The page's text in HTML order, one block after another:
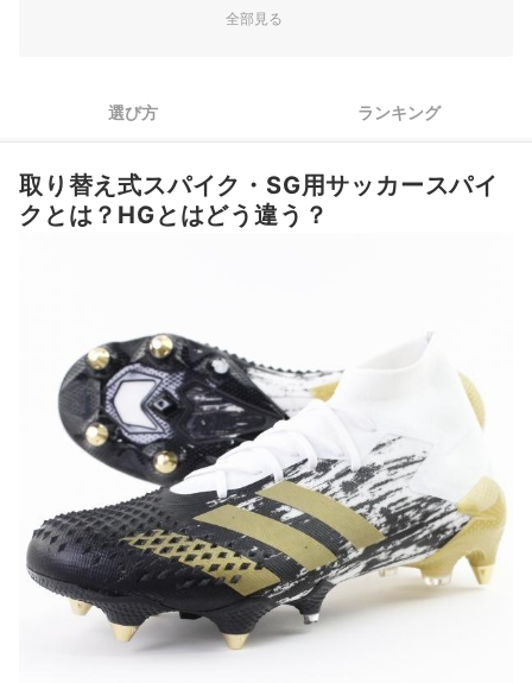
全取替式？ミックス？目的に合わせてソールを選ぼう
4 やる気を高めたいなら、好みのビジュアルをチェック
5 価格帯も要確認。求める機能によってモデルを決定しよう
取り替え式スパイク・SG用サッカースパイクの使い方や使用時の注意
点とは？
専用のインソールもあわせてチェック
取り替え式スパイク・SG用サッカースパイクの売れ筋ランキングもチ
全部見る
選び方 ランキング
取り替え式スパイク・SG用サッカースパイ
クとは？HGとはどう違う？